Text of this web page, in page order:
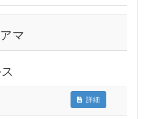
マ
詳細